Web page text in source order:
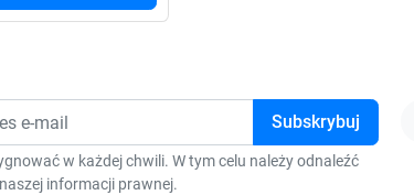
w każdej chwili. W tym celu należy odnaleźć
informacji prawnej.